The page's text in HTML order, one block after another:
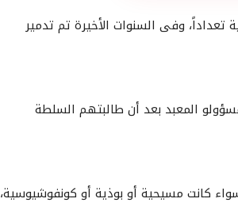
تعداداً، وفى السنوات الأخيرة تم تدمير
المعبد بعد أن طالبتهم السلطة
كانت مسيحية أو بوذية أو كونفوشيوسية،